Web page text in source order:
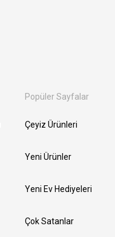
Popüler Sayfalar
Çeyiz Ürünleri
Yeni Ürünler
Yeni Ev Hediyeleri
Çok Satanlar